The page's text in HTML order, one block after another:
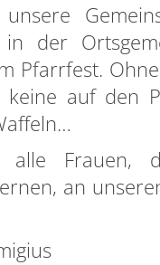
in der
Pfarrfest.
keine auf den
Frauen,
an